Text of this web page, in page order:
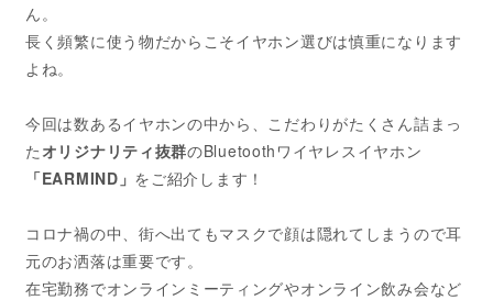
ん。
長く頻繁に使う物だからこそイヤホン選びは慎重になります
よね。
今回は数あるイヤホンの中から、こだわりがたくさん詰まっ
た オリジナリティ抜群のBluetoothワイヤレスイヤホン
「EARMIND」 をご紹介します！
コロナ禍の中、街へ出てもマスクで顔は隠れてしまうので耳
元のお洒落は重要です。
在宅勤務でオンラインミーティングやオンライン飲み会など